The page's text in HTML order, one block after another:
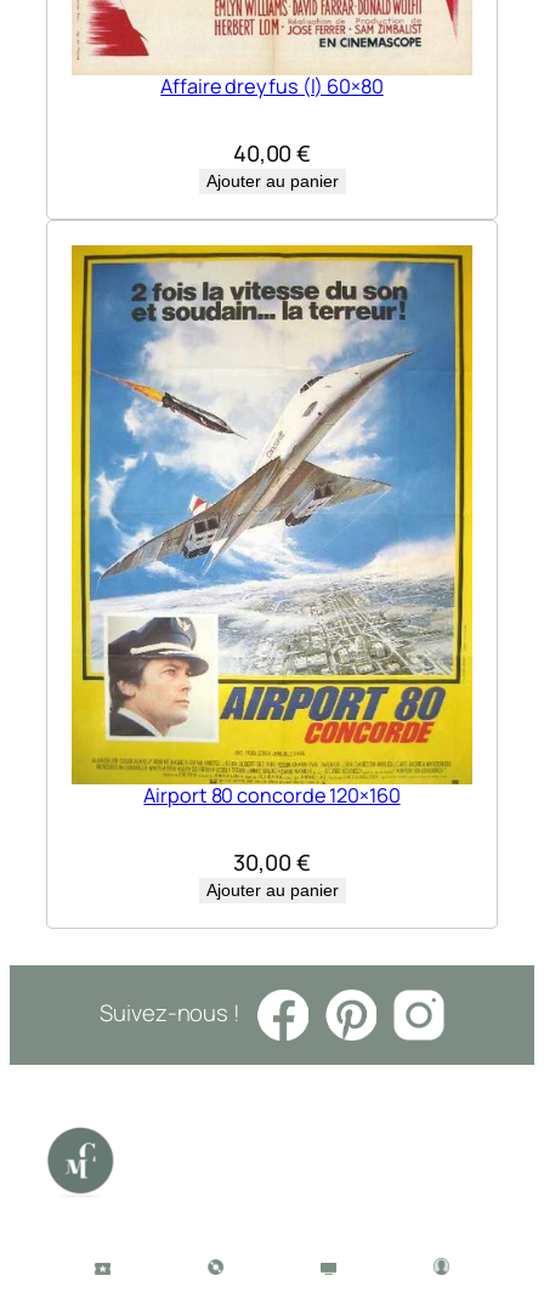
Affaire dreyfus (l) 60×80
40,00€
Ajouter au panier
Airport 80 concorde 120×160
30,00 €
Ajouter au panier
Suivez-nous !